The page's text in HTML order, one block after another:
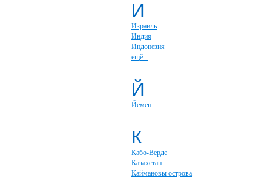
И
Израиль
Индия
Индонезия
ещё...
Й
Йемен
К
Кабо-Верде
Казахстан
Каймановы острова